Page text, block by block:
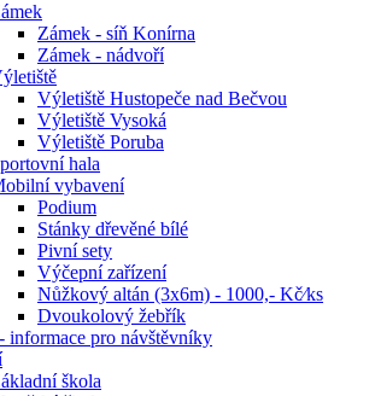
Zámek - síň Konírna
Zámek - nádvoří
Výletiště Hustopeče nad Bečvou
Výletiště Vysoká
Výletiště Poruba
hala
vybavení
Podium
Stánky dřevěné bílé
Pivní sety
Výčepní zařízení
Nůžkový altán (3x6m) - 1000,- Kč⁄ks
Dvoukolový žebřík
informace pro návštěvníky
škola